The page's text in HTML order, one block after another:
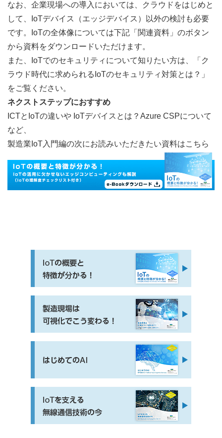
なお、企業現場への導入においては、クラウドをはじめと
して、IoTデバイス（エッジデバイス）以外の検討も必要
です。IoTの全体像については下記「関連資料」のボタン
から資料をダウンロードいただけます。
また、IoTでのセキュリティについて知りたい方は、「 ク
ラウド時代に求められるIoTのセキュリティ対策とは？ 」
をご覧ください。
ネクストステップにおすすめ
ICTとIoTの違いや IoTデバイスとは？Azure CSPについて
など、
製造業IoT入門編の次にお読みいただきたい資料はこちら